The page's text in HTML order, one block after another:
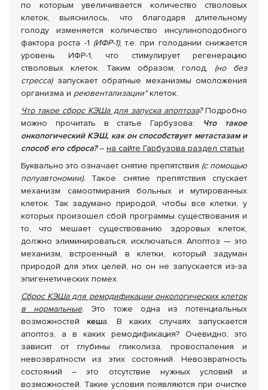
по которым увеличивается количество стволовых
клеток, выяснилось, что благодаря длительному
голоду изменяется количество инсулиноподобного
фактора роста -1 (ИФР-1), т.е. при голодании снижается
уровень ИФР-1, что стимулирует регенерацию
стволовых клеток. Таким образом, голод, (но без
стресса)запускает обратные механизмы омоложения
организма и реювентализации*клеток.
Что такое сброс КЭШа для запуска апоптоза?Подробно
можно прочитать в статье Гарбузова:
Что такое
онкологический КЭШ, как он способствует метастазам и
способ его сброса?– на сайте Гарбузова раздел статьи.
Буквально это означает снятие препятствия (с помощью
полуавтономии). Такое снятие препятствия спускает
механизм самоотмирания больных и мутированных
клеток. Так задумано природой, чтобы все клетки, у
которых произошел сбой программы существования и
то, что мешает существованию здоровых клеток,
должно элиминироваться, исключаться. Апоптоз — это
механизм, встроенный в клетки, который задуман
природой для этих целей, но он не запускается из-за
эпигенетических помех.
Сброс КЭШа для ремодификации онкологических клеток
в нормальные. Это тоже одна из потенциальных
возможностей кеша. В каких случаях запускается
апоптоз, а в каких ремодификация? Очевидно, это
зависит от глубины гликолиза, провоспаления и
невозвратности из этих состояний. Невозвратность
состояний – это отсутствие нужных условий и
возможностей. Такие условия появляются при очистке